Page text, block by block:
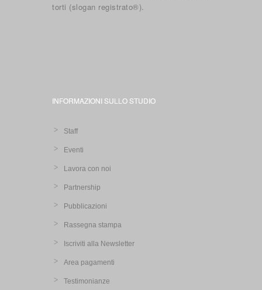
torti (slogan registrato®).
INFORMAZIONI SULLO STUDIO
Staff
Eventi
Lavora con noi
Partnership
Pubblicazioni
Rassegna stampa
Iscriviti alla Newsletter
Area pagamenti
Testimonianze